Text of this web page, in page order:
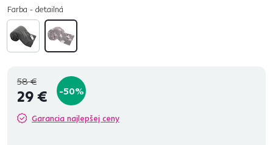
Farba - detailná
58 €
29 € -50%
Garancia najlepšej ceny